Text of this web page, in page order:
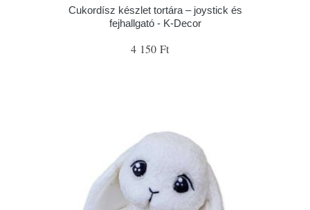
Cukordísz készlet tortára – joystick és
fejhallgató - K-Decor
4 150 Ft